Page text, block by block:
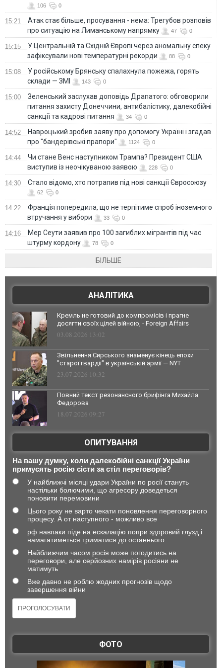
106 0
15:21
Атак стає більше, просування - нема: Трегубов розповів
про ситуацію на Лиманському напрямку
47 0
15:15
У Центральній та Східній Європі через аномальну спеку
зафіксували нові температурні рекорди
88 0
15:08
У російському Брянську спалахнула пожежа, горять
склади — ЗМІ
143 0
15:00
Зеленський заслухав доповідь Драпатого: обговорили
питання захисту Донеччини, антибалістику, далекобійні
санкції та кадрові питання
34 0
14:52
Навроцький зробив заяву про допомогу Україні і згадав
про "бандерівські прапори"
1124 0
14:44
Чи стане Венс наступником Трампа? Президент США
виступив із неочікуваною заявою
228 0
14:30 Стало відомо, хто потрапив під нові санкції Євросоюзу
62 0
14:22
Франція попередила, що не терпітиме спроб іноземного
втручання у вибори
33 0
14:16
Мер Сеути заявив про 100 загиблих мігрантів під час
штурму кордону
78 0
БІЛЬШЕ
АНАЛІТИКА
Кремль не готовий до компромісів і прагне
досягти своїх цілей війною, - Foreign Affairs
03.08.2026 13:02
Звільнення Сирського знаменує кінець епохи
"старої гвардії" в українській армії — NYT
23.07.2026 10:32
Повний текст резонансного брифінга Михайла
Федорова
18.07.2026 09:27
ОПИТУВАННЯ
На вашу думку, коли далекобійні санкції України
примусять росію сісти за стіл переговорів?
У найближчі місяці удари України по росії стануть
настільки болючими, що агресору доведеться
поновити перемовини
Цього року не варто чекати поновлення переговорного
процесу. А от наступного - можливо все
рф навпаки піде на ескалацію попри здоровий глузд і
намагатиметься триматися до останнього
Найближчим часом росія може погодитись на
переговори, але серйозних намірів росіяни не
матимуть
Вже давно не роблю жодних прогнозів щодо
завершення війни
ФОТО